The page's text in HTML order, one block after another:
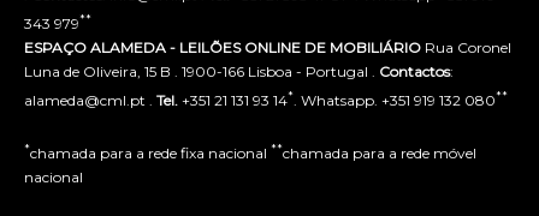
343 979**
ESPAÇO ALAMEDA - LEILÕES ONLINE DE MOBILIÁRIO Rua Coronel
Luna de Oliveira, 15 B . 1900-166 Lisboa - Portugal . Contactos:
alameda@cml.pt . Tel. +351 21 131 93 14* . Whatsapp. +351 919 132 080**
*chamada para a rede fixa nacional **chamada para a rede móvel
nacional